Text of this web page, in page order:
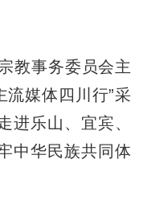
事务委员会主
流媒体四川行”采
进乐山、宜宾、
中华民族共同体